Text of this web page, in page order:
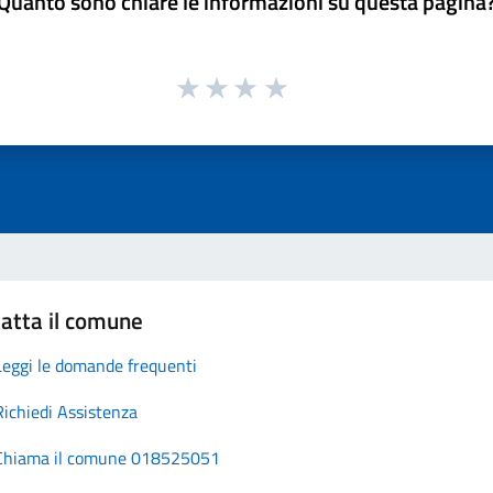
il comune
le domande frequenti
Assistenza
il comune 018525051